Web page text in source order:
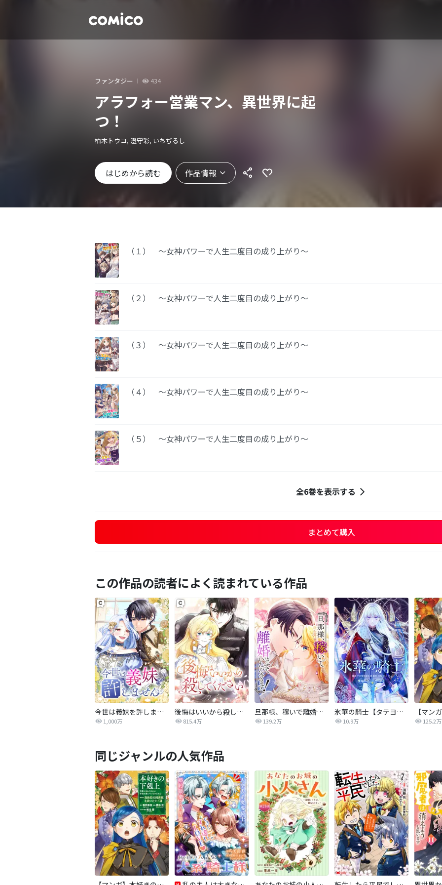
ファンタジー 434
アラフォー営業マン、異世界に起
つ！
柏木トウコ, 澄守彩, いちぢるし
はじめから読む 作品情報
（１） ～女神パワーで人生二度目の成り上がり～
（２） ～女神パワーで人生二度目の成り上がり～
（３） ～女神パワーで人生二度目の成り上がり～
（４） ～女神パワーで人生二度目の成り上がり～
（５） ～女神パワーで人生二度目の成り上がり～
全6巻を表示する
まとめて購入
この作品の読者によく読まれている作品
今世は義妹を許しません
1,000万
後悔はいいから殺してください
815.4万
旦那様、稼いで離婚させていただきます！
139.2万
氷華の騎士【タテヨミ】
10.9万 125.2万
同じジャンルの人気作品